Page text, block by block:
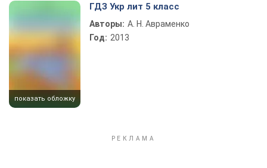
Play Video
показать обложку
ГДЗ Укр лит 5 класс
Авторы: А. Н. Авраменко
Год: 2013